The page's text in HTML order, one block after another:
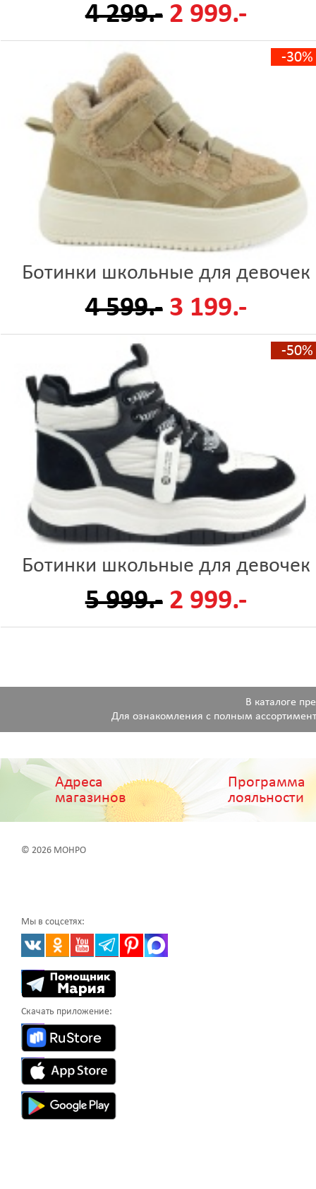
4 299.- 2 999.-
-30%
Ботинки школьные для девочек
4 599.- 3 199.-
-50%
Ботинки школьные для девочек
5 999.- 2 999.-
В каталоге
Для ознакомления с полным
Адреса
магазинов
Программа
лояльности
© 2026 МОНРО
Мы в соцсетях:
Скачать приложение: